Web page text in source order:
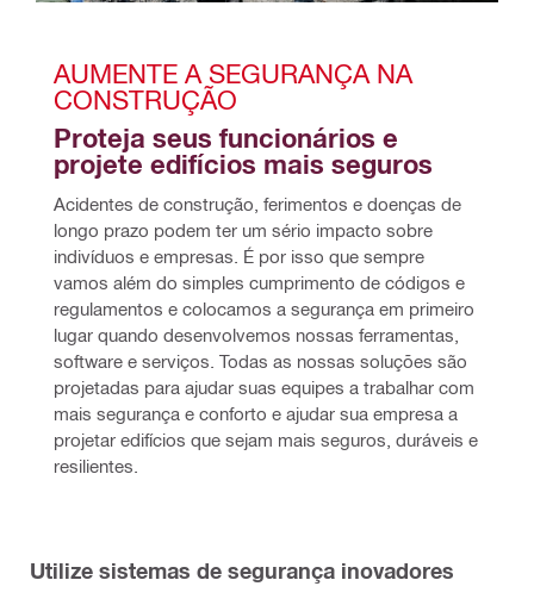
AUMENTE A SEGURANÇA NA
CONSTRUÇÃO
Proteja seus funcionários e
projete edifícios mais seguros
Acidentes de construção, ferimentos e doenças de
longo prazo podem ter um sério impacto sobre
indivíduos e empresas. É por isso que sempre
vamos além do simples cumprimento de códigos e
regulamentos e colocamos a segurança em primeiro
lugar quando desenvolvemos nossas ferramentas,
software e serviços. Todas as nossas soluções são
projetadas para ajudar suas equipes a trabalhar com
mais segurança e conforto e ajudar sua empresa a
projetar edifícios que sejam mais seguros, duráveis e
resilientes.
Utilize sistemas de segurança inovadores